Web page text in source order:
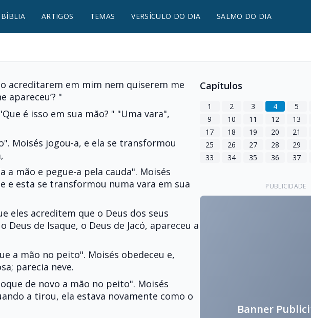
BÍBLIA ARTIGOS TEMAS VERSÍCULO DO DIA SALMO DO DIA
acreditarem em mim nem quiserem me
apareceu’? "
é isso em sua mão? " "Uma vara",
Moisés jogou-a, e ela se transformou
a mão e pegue-a pela cauda". Moisés
e esta se transformou numa vara em sua
eles acreditem que o Deus dos seus
Deus de Isaque, o Deus de Jacó, apareceu a
a mão no peito". Moisés obedeceu e,
parecia neve.
de novo a mão no peito". Moisés
a tirou, ela estava novamente como o
Capítulos
1 2 3 4 5
9
10 11 12 13
17
18 19 20 21
25
26 27 28 29
33
34 35 36 37
PUBLICIDADE
Banner